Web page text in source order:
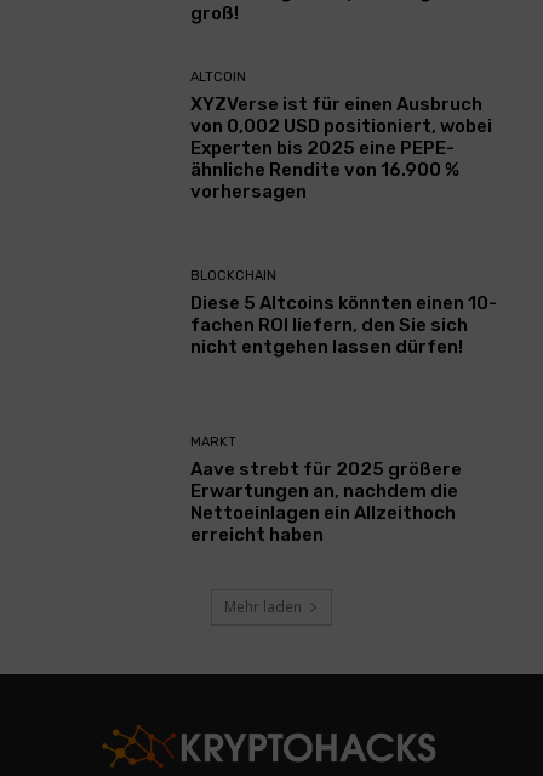
groß!
ALTCOIN
XYZVerse ist für einen Ausbruch
von 0,002 USD positioniert, wobei
Experten bis 2025 eine PEPE-
ähnliche Rendite von 16.900 %
vorhersagen
BLOCKCHAIN
Diese 5 Altcoins könnten einen 10-
fachen ROI liefern, den Sie sich
nicht entgehen lassen dürfen!
MARKT
Aave strebt für 2025 größere
Erwartungen an, nachdem die
Nettoeinlagen ein Allzeithoch
erreicht haben
Mehr laden